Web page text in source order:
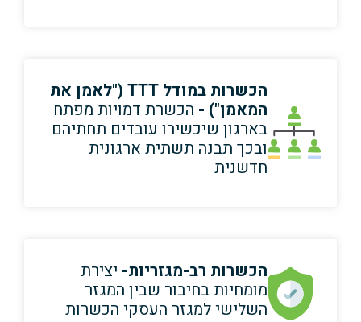
הכשרות במודל TTT ("לאמן את
המאמן") - הכשרת דמויות מפתח
בארגון שיכשירו עובדים תחתיהם
ובכך תבנה תשתית ארגונית
חדשנית
הכשרות רב-מגזריות- יצירת
מומחיות בחיבור שבין המגזר
השלישי למגזר העסקי הכשרות